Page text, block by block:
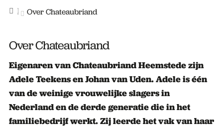
Home
Over Chateaubriand
Over Chateaubriand
Eigenaren van Chateaubriand Heemstede zijn
Adele Teekens en Johan van Uden. Adele is één
van de weinige vrouwelijke slagers in
Nederland en de derde generatie die in het
familiebedrijf werkt. Zij leerde het vak van haar